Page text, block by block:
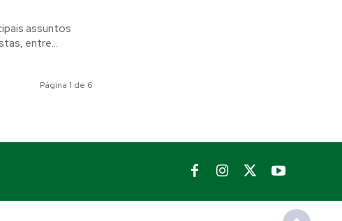
assuntos
entre...
Página 1 de 6